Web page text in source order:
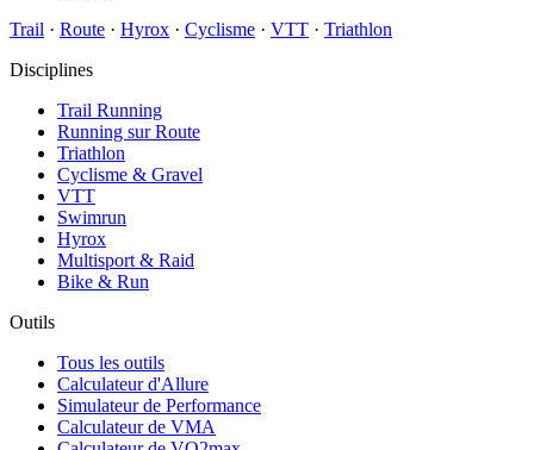
Trail · Route · Hyrox · Cyclisme · VTT · Triathlon
Disciplines
Trail Running
Running sur Route
Triathlon
Cyclisme & Gravel
VTT
Swimrun
Hyrox
Multisport & Raid
Bike & Run
Outils
Tous les outils
Calculateur d'Allure
Simulateur de Performance
Calculateur de VMA